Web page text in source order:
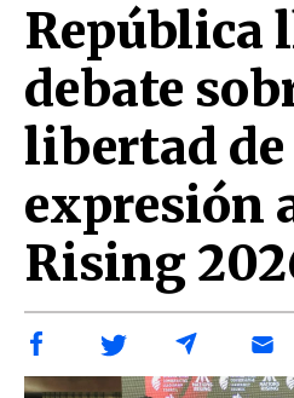
República
debate
libertad de
expresión
Rising